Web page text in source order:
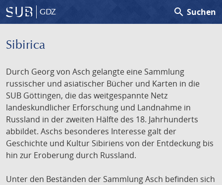
GDZ search Suchen
Sibirica
Durch Georg von Asch gelangte eine Sammlung
russischer und asiatischer Bücher und Karten in die
SUB Göttingen, die das weitgespannte Netz
landeskundlicher Erforschung und Landnahme in
Russland in der zweiten Hälfte des 18. Jahrhunderts
abbildet. Aschs besonderes Interesse galt der
Geschichte und Kultur Sibiriens von der Entdeckung bis
hin zur Eroberung durch Russland.
Unter den Beständen der Sammlung Asch befinden sich